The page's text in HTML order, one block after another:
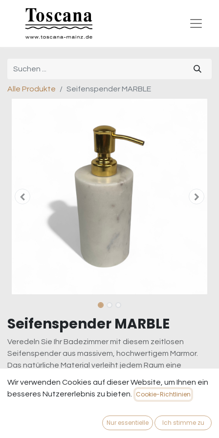
Alle Produkte Seifenspender MARBLE
Seifenspender MARBLE
Veredeln Sie Ihr Badezimmer mit diesem zeitlosen
Seifenspender aus massivem, hochwertigem Marmor.
Das natürliche Material verleiht jedem Raum eine
setzt einen glamourösen Akzent und unterstreicht den
exklusiven Charakter dieses Accessoires.
zzgl. Versandkosten
Wir verwenden Cookies auf dieser Website, um Ihnen ein
besseres Nutzererlebnis zu bieten.
Cookie-Richtlinien
Nur essentielle Ich stimme zu